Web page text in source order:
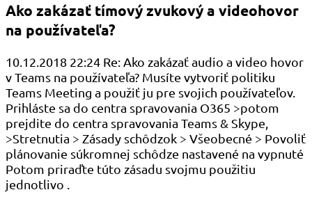
Ako zakázať tímový zvukový a videohovor
na používateľa?
10.12.2018 22:24 Re: Ako zakázať audio a video hovor
v Teams na používateľa? Musíte vytvoriť politiku
Teams Meeting a použiť ju pre svojich používateľov.
Prihláste sa do centra spravovania O365 >potom
prejdite do centra spravovania Teams & Skype,
>Stretnutia > Zásady schôdzok > Všeobecné > Povoliť
plánovanie súkromnej schôdze nastavené na vypnuté
Potom priraďte túto zásadu svojmu použitiu
jednotlivo .